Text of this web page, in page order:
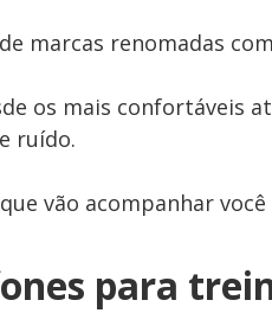
marcas renomadas
os mais confortáveis
ruído.
vão acompanhar
para